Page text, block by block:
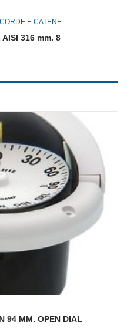
E CATENE
AISI 316 mm. 8
94 MM. OPEN DIAL